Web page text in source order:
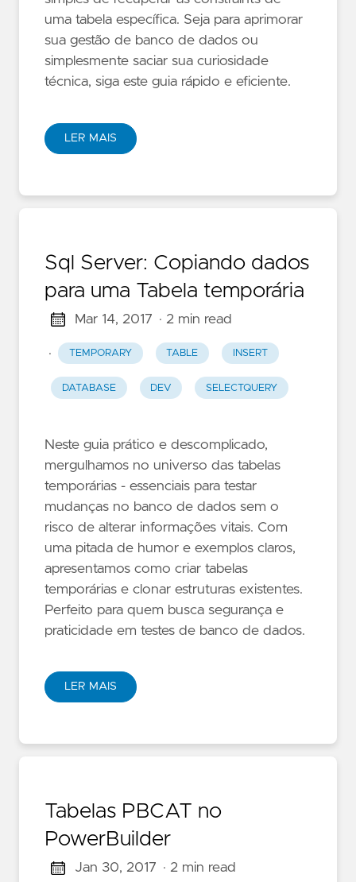
uma tabela específica. Seja para aprimorar
sua gestão de banco de dados ou
simplesmente saciar sua curiosidade
técnica, siga este guia rápido e eficiente.
LER MAIS
Sql Server: Copiando dados
para uma Tabela temporária
Mar 14, 2017 · 2 min read
· TEMPORARY TABLE INSERT
DATABASE DEV SELECTQUERY
Neste guia prático e descomplicado,
mergulhamos no universo das tabelas
temporárias - essenciais para testar
mudanças no banco de dados sem o
risco de alterar informações vitais. Com
uma pitada de humor e exemplos claros,
apresentamos como criar tabelas
temporárias e clonar estruturas existentes.
Perfeito para quem busca segurança e
praticidade em testes de banco de dados.
LER MAIS
Tabelas PBCAT no
PowerBuilder
Jan 30, 2017 · 2 min read